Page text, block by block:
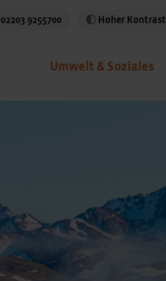
02203 9255700 Hoher Kontrast
Umwelt & Soziales